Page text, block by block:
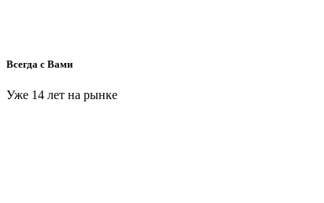
Всегда с Вами
Уже 14 лет на рынке